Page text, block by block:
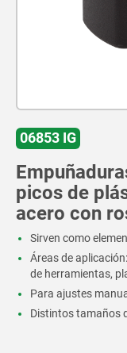
06853 IG
picos de
acero con
Sirven como
Áreas de
de herramientas,
Para ajustes
Distintos tamaños